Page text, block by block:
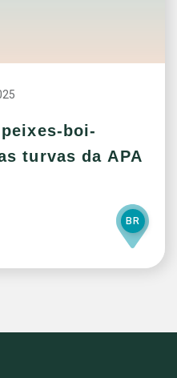
boi-
turvas da APA
BR